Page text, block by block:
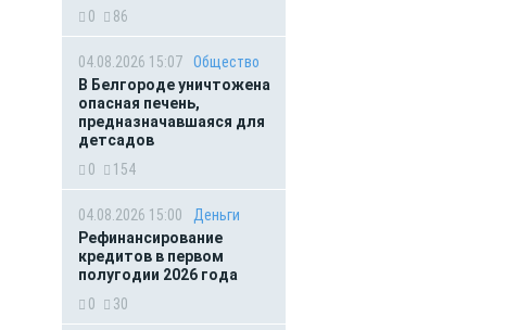
0
86
04.08.2026 15:07
Общество
В Белгороде уничтожена
опасная печень,
предназначавшаяся для
детсадов
0
154
04.08.2026 15:00
Деньги
Рефинансирование
кредитов в первом
полугодии 2026 года
0
30